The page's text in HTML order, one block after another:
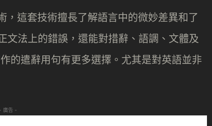
這套技術擅長了解語言中的微妙差異和了
法上的錯誤，還能對措辭、語調、文體及
的遣辭用句有更多選擇。尤其是對英語並非
- 廣告 -